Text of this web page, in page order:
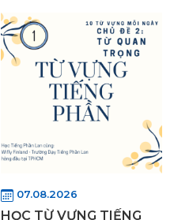
subtitle(Ep. 1 )Pipsa
Possu
07.08.2026
HỌC TỪ VỰNG TIẾNG